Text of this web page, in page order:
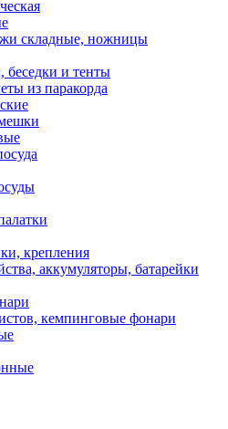
складные, ножницы
беседки и тенты
из паракорда
крепления
аккумуляторы, батарейки
кемпинговые фонари